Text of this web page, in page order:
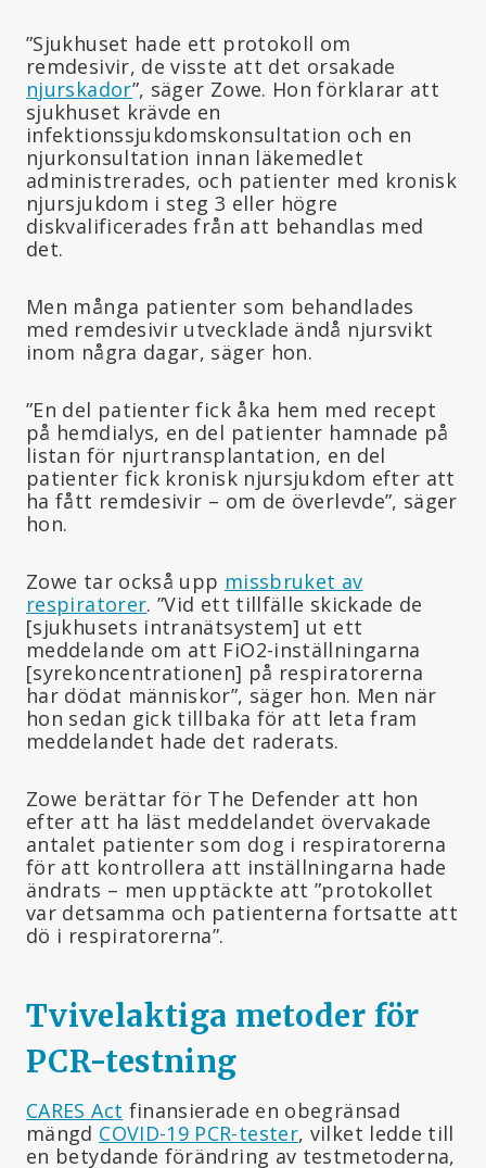
”Sjukhuset hade ett protokoll om
remdesivir, de visste att det orsakade
njurskador”, säger Zowe. Hon förklarar att
sjukhuset krävde en
infektionssjukdomskonsultation och en
njurkonsultation innan läkemedlet
administrerades, och patienter med kronisk
njursjukdom i steg 3 eller högre
diskvalificerades från att behandlas med
det.
Men många patienter som behandlades
med remdesivir utvecklade ändå njursvikt
inom några dagar, säger hon.
”En del patienter fick åka hem med recept
på hemdialys, en del patienter hamnade på
listan för njurtransplantation, en del
patienter fick kronisk njursjukdom efter att
ha fått remdesivir – om de överlevde”, säger
hon.
Zowe tar också upp missbruket av
respiratorer. ”Vid ett tillfälle skickade de
[sjukhusets intranätsystem] ut ett
meddelande om att FiO2-inställningarna
[syrekoncentrationen] på respiratorerna
har dödat människor”, säger hon. Men när
hon sedan gick tillbaka för att leta fram
meddelandet hade det raderats.
Zowe berättar för The Defender att hon
efter att ha läst meddelandet övervakade
antalet patienter som dog i respiratorerna
för att kontrollera att inställningarna hade
ändrats – men upptäckte att ”protokollet
var detsamma och patienterna fortsatte att
dö i respiratorerna”.
Tvivelaktiga metoder för
PCR-testning
CARES Act finansierade en obegränsad
mängd COVID-19 PCR-tester, vilket ledde till
en betydande förändring av testmetoderna,